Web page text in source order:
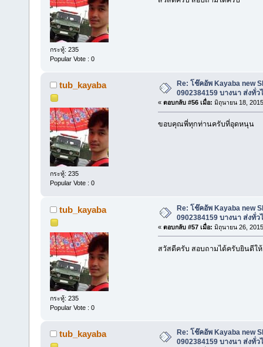
กระทู้: 235
Popular Vote : 0
tub_kayaba
กระทู้: 235
Popular Vote : 0
Re: โช๊คอัพ Kayaba new
0902384159 บางนา ส่งทั่ว
« ตอบกลับ #56 เมื่อ: มิถุนายน 18,
ขอบคุณพี่ทุกท่านครับที่อุดหนุน
tub_kayaba
กระทู้: 235
Popular Vote : 0
Re: โช๊คอัพ Kayaba new
0902384159 บางนา ส่งทั่ว
« ตอบกลับ #57 เมื่อ: มิถุนายน 26,
สวัสดีครับ สอบถามได้ครับยินดีใ
tub_kayaba
Re: โช๊คอัพ Kayaba new
0902384159 บางนา ส่งทั่ว